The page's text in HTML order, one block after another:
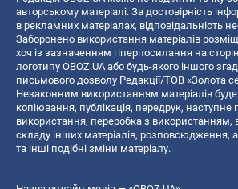
авторському матеріалі. За достовірність
в рекламних матеріалах, відповідальність
Заборонено використання матеріалів
хоч із зазначенням гіперпосилання на
логотипу OBOZ.UA або будь-якого іншого
письмового дозволу Редакції/ТОВ «Золота
Незаконним використанням матеріалів
копiювання, публiкацiя, передрук, наступне
використання, переробка з
складу інших матеріалів, розповсюдження,
та інші подібні зміни матеріалу.